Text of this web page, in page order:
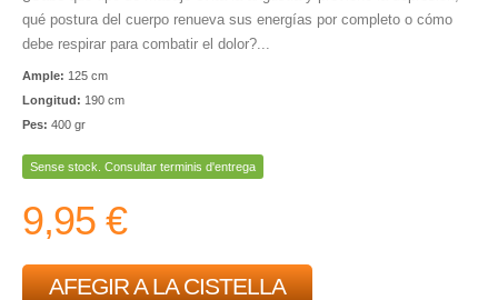
qué postura del cuerpo renueva sus energías por completo o cómo
debe respirar para combatir el dolor?...
Ample: 125 cm
Longitud: 190 cm
Pes: 400 gr
Sense stock. Consultar terminis d'entrega
9,95 €
AFEGIR A LA CISTELLA